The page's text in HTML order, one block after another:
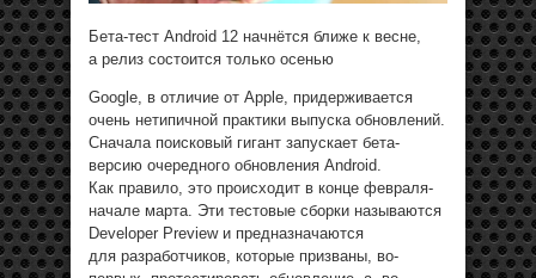
Бета-тест Android 12 начнётся ближе к весне,
а релиз состоится только осенью
Google, в отличие от Apple, придерживается
очень нетипичной практики выпуска обновлений.
Сначала поисковый гигант запускает бета-
версию очередного обновления Android.
Как правило, это происходит в конце февраля-
начале марта. Эти тестовые сборки называются
Developer Preview и предназначаются
для разработчиков, которые призваны, во-